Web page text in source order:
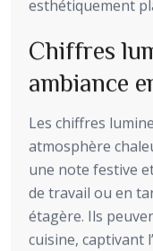
esthétiquement
Chiffres
ambiance
Les chiffres
atmosphère
une note festive
de travail ou en
étagère. Ils
cuisine, captivant